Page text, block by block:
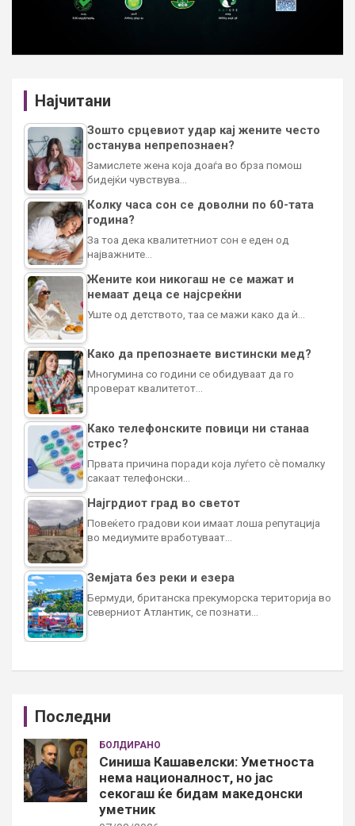
Најчитани
Зошто срцевиот удар кај жените често
останува непрепознаен?
Замислете жена која доаѓа во брза помош
бидејќи чувствува…
Колку часа сон се доволни по 60-тата
година?
За тоа дека квалитетниот сон е еден од
најважните…
Жените кои никогаш не се мажат и
немаат деца се најсреќни
Уште од детството, таа се мажи како да ѝ…
Како да препознаете вистински мед?
Многумина со години се обидуваат да го
проверат квалитетот…
Како телефонските повици ни станаа
стрес?
Првата причина поради која луѓето сè помалку
сакаат телефонски…
Најгрдиот град во светот
Повеќето градови кои имаат лоша репутација
во медиумите вработуваат…
Земјата без реки и езера
Бермуди, британска прекуморска територија во
северниот Атлантик, се познати…
Последни
БОЛДИРАНО
Синиша Кашавелски: Уметноста
нема националност, но јас
секогаш ќе бидам македонски
уметник